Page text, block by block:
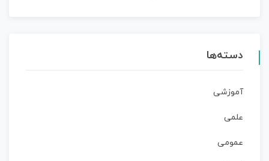
دسته‌ها
آموزشی
علمی
عمومی